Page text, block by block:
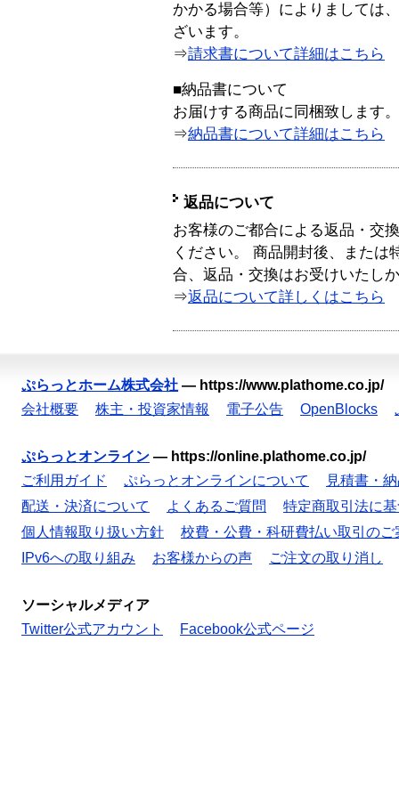
かかる場合等）によりましては
ざいます。
⇒請求書について詳細はこちら
■納品書について
お届けする商品に同梱致します。
⇒納品書について詳細はこちら
返品について
お客様のご都合による返品・交
ください。 商品開封後、または
合、返品・交換はお受けいたし
⇒返品について詳しくはこちら
ぷらっとホーム株式会社 — https://www.plathome.co.jp/
会社概要
株主・投資家情報 電子公告 OpenBlocks
ぷらっとオンライン — https://online.plathome.co.jp/
ご利用ガイド
ぷらっとオンラインについて
見積書・
配送・決済について
よくあるご質問
特定商取引法に
個人情報取り扱い方針
校費・公費・科研費払い取引のご
IPv6への取り組み
お客様からの声 ご注文の取り消し
ソーシャルメディア
Twitter公式アカウント
Facebook公式ページ